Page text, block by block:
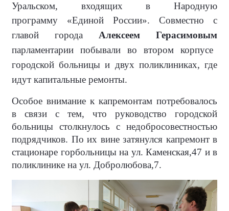
Уральском, входящих в Народную
программу «Единой России». Совместно с
главой города Алексеем Герасимовым
парламентарии побывали во втором корпусе
городской больницы и двух поликлиниках, где
идут капитальные ремонты.
Особое внимание к капремонтам потребовалось
в связи с тем, что руководство городской
больницы столкнулось с недобросовестностью
подрядчиков. По их вине затянулся капремонт в
стационаре горбольницы на ул. Каменская,47 и в
поликлинике на ул. Добролюбова,7.